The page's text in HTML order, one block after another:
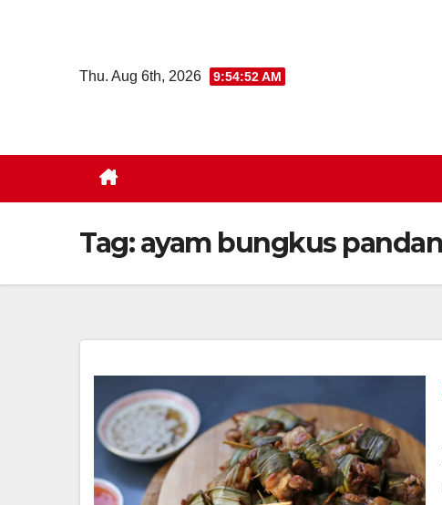
Thu. Aug 6th, 2026 9:54:53 AM
Tag:ayam bungkus pandan